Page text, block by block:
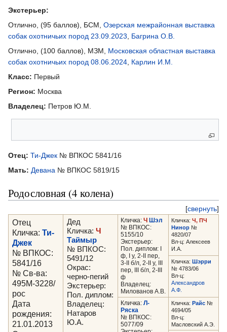
Экстерьер:
Отлично, (95 баллов), БСМ, Озерская межрайонная выставка
собак охотничьих пород 23.09.2023
Багрина О.В.
Отлично, (100 баллов), МЗМ, Московская областная выставка
собак охотничьих пород 08.06.2024 Карлин И.М.
Класс: Первый
Регион: Москва
Владелец: Петров Ю.М.
Отец: Ти-Джек № ВПКОС 5841/16
Мать: Девана № ВПКОС 5819/15
Родословная (4 колена)
[свернуть]
Отец
Кличка: Ти-
Джек
№ ВПКОС:
5841/16
№ Св-ва:
495М-3228/
рос
Дата
рождения:
21.01.2013
Дед
Кличка: Ч
Таймыр
№ ВПКОС:
5491/12
Окрас:
черно-пегий
Экстерьер:
Пол. диплом:
Владелец:
Натаров
Ю.А.
Кличка: Ч Шэл
№ ВПКОС:
5155/10
Экстерьер:
Пол. диплом: I
ф, I у, 2-II пер,
3-II б/л, 2-II у, III
пер, III б/л, 2-III
ф
Владелец:
Милованов А.В.
Кличка: Ч, ПЧ
Нинор №
4820/07
Вл-ц: Алексеев
И.А.
Кличка: Шэрри
№ 4783/06
Вл-ц:
Александров
А.Ф.
Кличка: Л-
Ряска
№ ВПКОС:
5077/09
Кличка: Райс №
4694/05
Вл-ц:
Масловский А.Э.